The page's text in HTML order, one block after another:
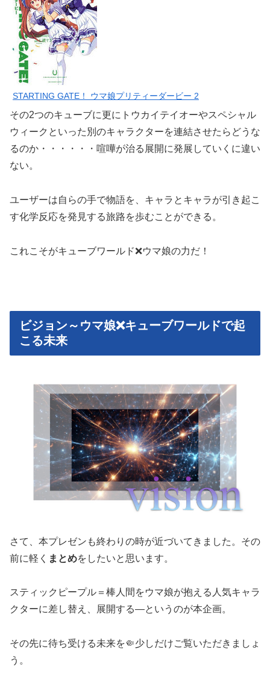
STARTING GATE！ ウマ娘プリティーダービー 2
その2つのキューブに更にトウカイテイオーやスペシャル
ウィークといった別のキャラクターを連結させたらどうな
るのか・・・・・・喧嘩が治る展開に発展していくに違い
ない。
ユーザーは自らの手で物語を、キャラとキャラが引き起こ
す化学反応を発見する旅路を歩むことができる。
これこそがキューブワールド❌ウマ娘の力だ！
ビジョン～ウマ娘❌キューブワールドで起
こる未来
さて、本プレゼンも終わりの時が近づいてきました。その
前に軽く まとめをしたいと思います。
スティックピープル＝棒人間をウマ娘が抱える人気キャラ
クターに差し替え、展開する—というのが本企画。
その先に待ち受ける未来を🤏少しだけご覧いただきましょ
う。